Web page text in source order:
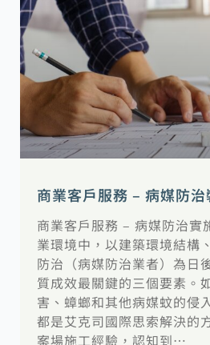
商業客戶服務 – 病媒防
商業客戶服務 – 病媒防治實
業環境中，以建築環境結構
防治（病媒防治業者）為日
質成效最關鍵的三個要素。
害、蟑螂和其他病媒蚊的侵
都是艾克司國際思索解決的
案場施工經驗，認知到…